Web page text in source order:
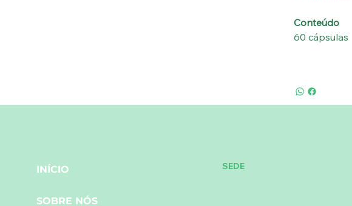
Conteúdo
60 cápsulas
INÍCIO
SOBRE NÓS
SEDE